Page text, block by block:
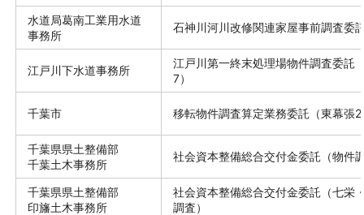
水道局葛南工業用水道
事務所
石神川河川改修関連家屋事前調査委
江戸川下水道事務所
江戸川第一終末処理場物件調査委託
7）
千葉市 移転物件調査算定業務委託（東幕張
千葉県県土整備部
千葉土木事務所
社会資本整備総合交付金委託（物件
千葉県県土整備部
印旛土木事務所
社会資本整備総合交付金委託（七栄
調査）